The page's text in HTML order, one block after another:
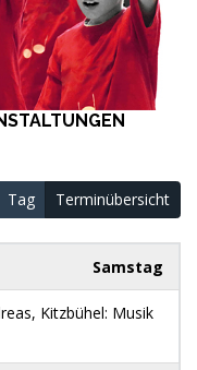
Tag Terminübersicht
Samstag
Kitzbühel: Musik